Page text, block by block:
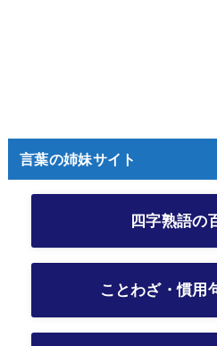
言葉の姉妹サイト
四字熟語の
ことわざ・慣用